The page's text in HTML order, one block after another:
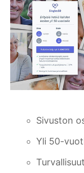
Sivuston
Yli 50-